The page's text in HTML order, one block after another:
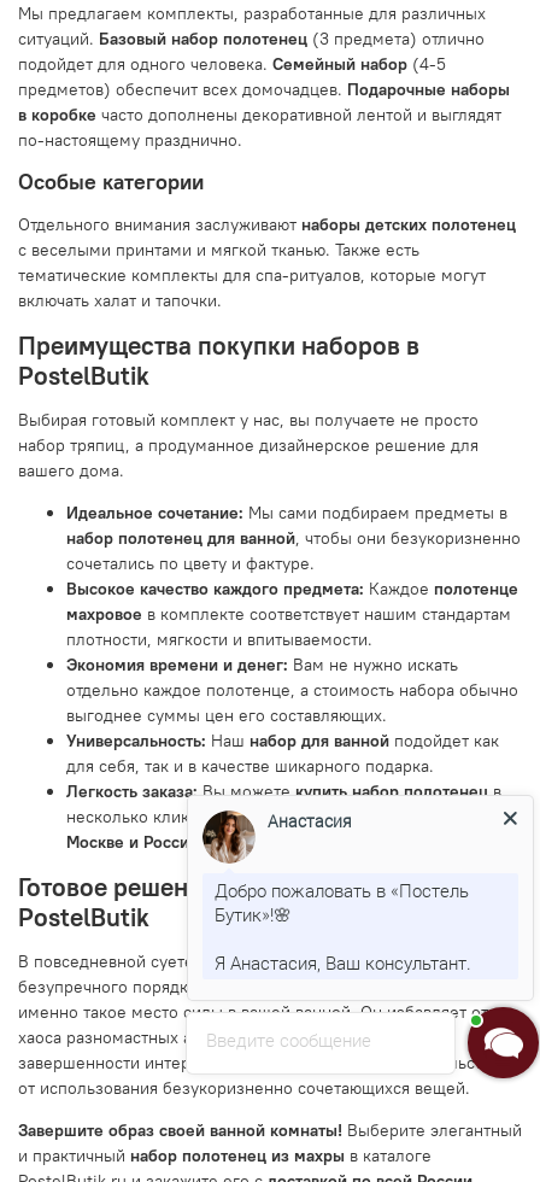
Мы предлагаем комплекты, разработанные для различных
ситуаций. Базовый набор полотенец (3 предмета) отлично
подойдет для одного человека. Семейный набор (4-5
предметов) обеспечит всех домочадцев. Подарочные наборы
в коробке часто дополнены декоративной лентой и выглядят
по-настоящему празднично.
Особые категории
Отдельного внимания заслуживают наборы детских полотенец
с веселыми принтами и мягкой тканью. Также есть
тематические комплекты для спа-ритуалов, которые могут
включать халат и тапочки.
Преимущества покупки наборов в
PostelButik
Выбирая готовый комплект у нас, вы получаете не просто
набор тряпиц, а продуманное дизайнерское решение для
вашего дома.
Идеальное сочетание: Мы сами подбираем предметы в
набор полотенец для ванной, чтобы они безукоризненно
сочетались по цвету и фактуре.
Высокое качество каждого предмета: Каждое полотенце
махровое в комплекте соответствует нашим стандартам
плотности, мягкости и впитываемости.
Экономия времени и денег: Вам не нужно искать
отдельно каждое полотенце, а стоимость набора обычно
выгоднее суммы цен его составляющих.
Универсальность: Наш набор для ванной подойдет как
для себя, так и в качестве шикарного подарка.
Легкость заказа:Вы можетекупить набор полотенецв
несколько кликов и получить его с быстрой
доставкой по
Москве и России
.
Готовое решение для уюта и стиля от
PostelButik
В повседневной суете так важно иметь дома островки
безупречного порядка и гармонии. Набор полотенец — это
именно такое место силы в вашей ванной. Он избавляет от
хаоса разномастных аксессуаров, создает чувство
завершенности интерьера и каждый день дарит удовольствие
от использования безукоризненно сочетающихся вещей.
Завершите образ своей ванной комнаты! Выберите элегантный
и практичный набор полотенец из махры в каталоге
Введите сообщение
Анастасия
Добро пожаловать в «Постель
Бутик»!🌸
Я Анастасия, Ваш консультант.